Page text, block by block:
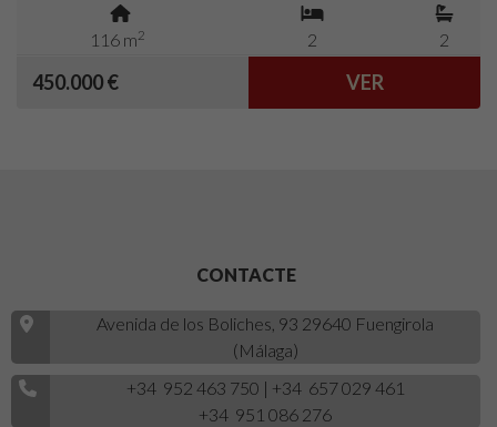
116 m2 2 2
450.000 € VER
CONTACTE
Avenida de los Boliches, 93 29640 Fuengirola
(Málaga)
+34 952 463 750 | +34 657 029 461
+34 951 086 276